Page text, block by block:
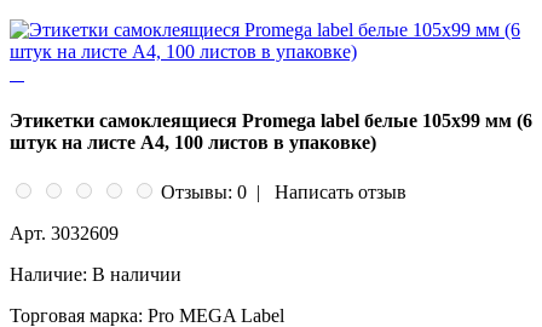
Этикетки самоклеящиеся Promega label белые 105х99 мм (6
штук на листе А4, 100 листов в упаковке)
Отзывы: 0 |
Написать отзыв
Арт. 3032609
Наличие: В наличии
Торговая марка: Pro MEGA Label